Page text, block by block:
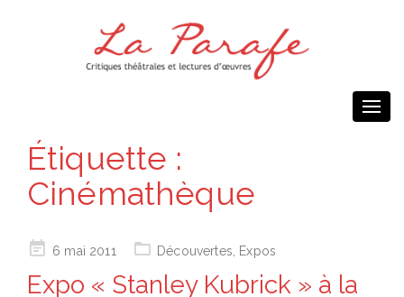
Étiquette :
Cinémathèque
Posted6 mai 2011 Découvertes Expos
Expo « Stanley Kubrick » à la